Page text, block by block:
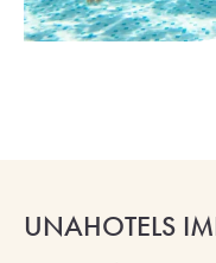
UNAHOTELS